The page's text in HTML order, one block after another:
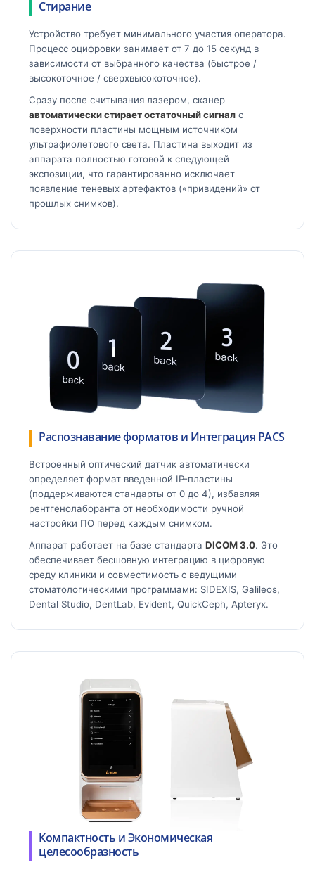
Стирание
Устройство требует минимального участия оператора.
Процесс оцифровки занимает от 7 до 15 секунд в
зависимости от выбранного качества (быстрое /
высокоточное / сверхвысокоточное).
Сразу после считывания лазером, сканер
автоматически стирает остаточный сигнал с
поверхности пластины мощным источником
ультрафиолетового света. Пластина выходит из
аппарата полностью готовой к следующей
экспозиции, что гарантированно исключает
появление теневых артефактов («привидений» от
прошлых снимков).
Распознавание форматов и Интеграция PACS
Встроенный оптический датчик автоматически
определяет формат введенной IP-пластины
(поддерживаются стандарты от 0 до 4), избавляя
рентгенолаборанта от необходимости ручной
настройки ПО перед каждым снимком.
Аппарат работает на базе стандарта DICOM 3.0. Это
обеспечивает бесшовную интеграцию в цифровую
среду клиники и совместимость с ведущими
стоматологическими программами: SIDEXIS, Galileos,
Dental Studio, DentLab, Evident, QuickCeph, Apteryx.
Компактность и Экономическая
целесообразность